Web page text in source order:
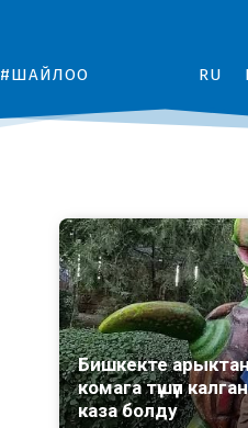
#ШАЙЛОО RU
Бишкекте
комага түшүп
каза болду